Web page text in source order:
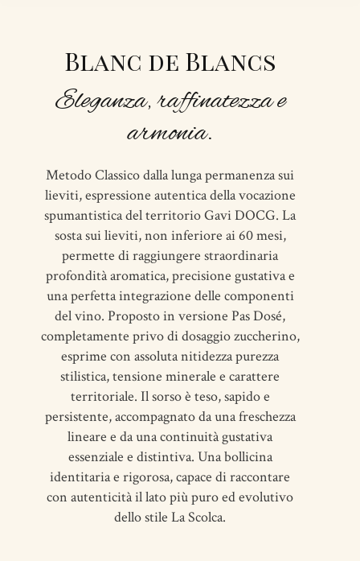
Blanc de Blancs
Eleganza, raffinatezza e
armonia.
Metodo Classico dalla lunga permanenza sui
lieviti, espressione autentica della vocazione
spumantistica del territorio Gavi DOCG. La
sosta sui lieviti, non inferiore ai 60 mesi,
permette di raggiungere straordinaria
profondità aromatica, precisione gustativa e
una perfetta integrazione delle componenti
del vino. Proposto in versione Pas Dosé,
completamente privo di dosaggio zuccherino,
esprime con assoluta nitidezza purezza
stilistica, tensione minerale e carattere
territoriale. Il sorso è teso, sapido e
persistente, accompagnato da una freschezza
lineare e da una continuità gustativa
essenziale e distintiva. Una bollicina
identitaria e rigorosa, capace di raccontare
con autenticità il lato più puro ed evolutivo
dello stile La Scolca.